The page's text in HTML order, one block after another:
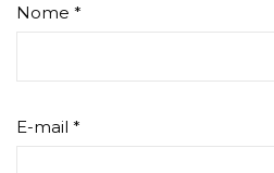
Nome *
E-mail *